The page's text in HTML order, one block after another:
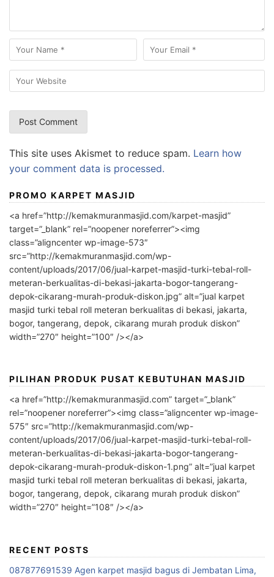
This site uses Akismet to reduce spam. Learn how
your comment data is processed.
PROMO KARPET MASJID
<a href=”http://kemakmuranmasjid.com/karpet-masjid”
target=”_blank” rel=”noopener noreferrer”><img
class=”aligncenter wp-image-573″
src=”http://kemakmuranmasjid.com/wp-
content/uploads/2017/06/jual-karpet-masjid-turki-tebal-roll-
meteran-berkualitas-di-bekasi-jakarta-bogor-tangerang-
depok-cikarang-murah-produk-diskon.jpg” alt=”jual karpet
masjid turki tebal roll meteran berkualitas di bekasi, jakarta,
bogor, tangerang, depok, cikarang murah produk diskon”
width=”270″ height=”100″ /></a>
PILIHAN PRODUK PUSAT KEBUTUHAN MASJID
<a href=”http://kemakmuranmasjid.com” target=”_blank”
rel=”noopener noreferrer”><img class=”aligncenter wp-image-
575″ src=”http://kemakmuranmasjid.com/wp-
content/uploads/2017/06/jual-karpet-masjid-turki-tebal-roll-
meteran-berkualitas-di-bekasi-jakarta-bogor-tangerang-
depok-cikarang-murah-produk-diskon-1.png” alt=”jual karpet
masjid turki tebal roll meteran berkualitas di bekasi, jakarta,
bogor, tangerang, depok, cikarang murah produk diskon”
width=”270″ height=”108″ /></a>
RECENT POSTS
087877691539 Agen karpet masjid bagus di Jembatan Lima,